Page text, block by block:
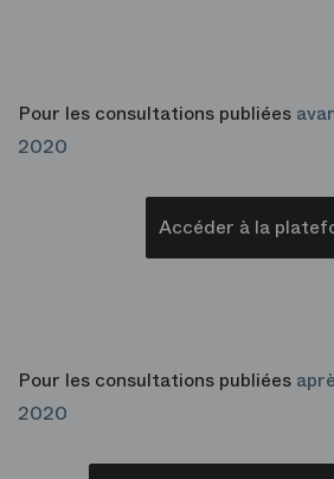
Pour les consultations publiées
2020
Accéder à la
Pour les consultations publiées
2020